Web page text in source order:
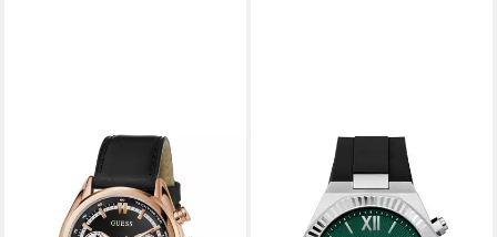
Multifunktionsuhr DAWSON
GW0972G4, Quarzuhr,
Armbanduhr, Herrenuhr,
Multifunktionsuhr EQUITY
GW1011G1, Quarzuhr,
Armbanduhr, Herrenuhr,